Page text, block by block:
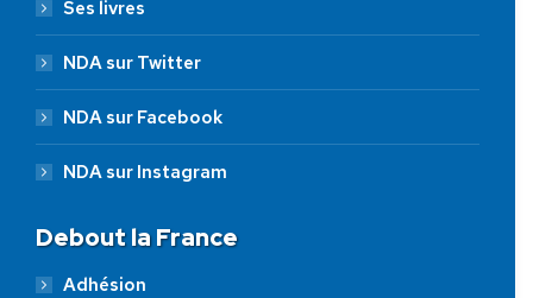
Ses livres
NDA sur Twitter
NDA sur Facebook
NDA sur Instagram
Debout la France
Adhésion